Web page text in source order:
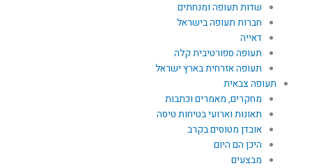
שדות תעופה ומנחתים
חברות תעופה בישראל
דאייה
תעופה ספורטיבית קלה
תעופה אזרחית בארץ ישראל
תעופה צבאית
מחקרים, מאמרים וכתבות
תאונות וארועי בטיחות טיסה
אובדן מטוסים בקרב
היכן הם היום
מבצעים